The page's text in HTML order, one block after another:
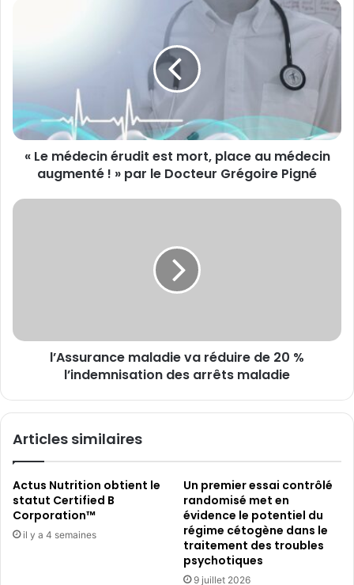
place
au
médecin
augmenté
par
« Le médecin érudit est mort, place au médecin
augmenté ! » par le Docteur Grégoire Pigné
l’Assurance
des
l’Assurance maladie va réduire de 20 %
l’indemnisation des arrêts maladie
Articles similaires
Actus Nutrition obtient le
statut Certified B
Corporation™
il y a 4 semaines
Un premier essai contrôlé
randomisé met en
évidence le potentiel du
régime cétogène dans le
traitement des troubles
psychotiques
9 juillet 2026